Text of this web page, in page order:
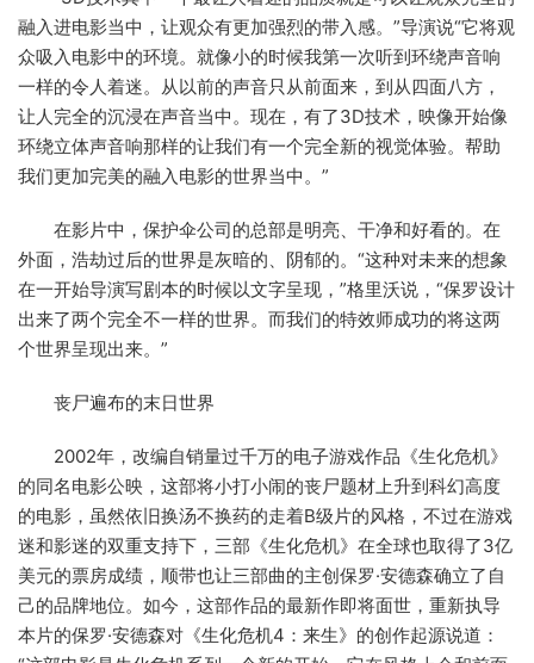
融入进电影当中，让观众有更加强烈的带入感。”导演说“它将观
众吸入电影中的环境。就像小的时候我第一次听到环绕声音响
一样的令人着迷。从以前的声音只从前面来，到从四面八方，
让人完全的沉浸在声音当中。现在，有了3D技术，映像开始像
环绕立体声音响那样的让我们有一个完全新的视觉体验。帮助
我们更加完美的融入电影的世界当中。”
在影片中，保护伞公司的总部是明亮、干净和好看的。在
外面，浩劫过后的世界是灰暗的、阴郁的。“这种对未来的想象
在一开始导演写剧本的时候以文字呈现，”格里沃说，“保罗设计
出来了两个完全不一样的世界。而我们的特效师成功的将这两
个世界呈现出来。”
丧尸遍布的末日世界
2002年，改编自销量过千万的电子游戏作品《生化危机》
的同名电影公映，这部将小打小闹的丧尸题材上升到科幻高度
的电影，虽然依旧换汤不换药的走着B级片的风格，不过在游戏
迷和影迷的双重支持下，三部《生化危机》在全球也取得了3亿
美元的票房成绩，顺带也让三部曲的主创保罗·安德森确立了自
己的品牌地位。如今，这部作品的最新作即将面世，重新执导
本片的保罗·安德森对《生化危机4：来生》的创作起源说道：